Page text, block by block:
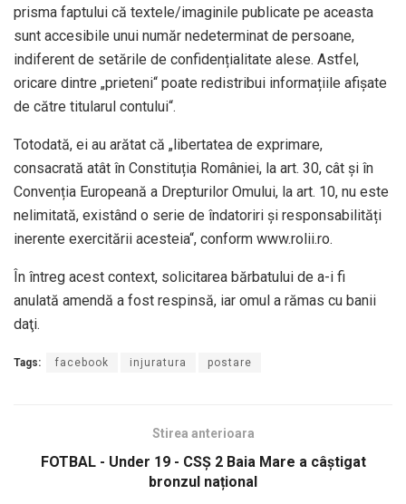
prisma faptului că textele/imaginile publicate pe aceasta
sunt accesibile unui număr nedeterminat de persoane,
indiferent de setările de confidențialitate alese. Astfel,
oricare dintre „prieteni“ poate redistribui informațiile afișate
de către titularul contului“.
Totodată, ei au arătat că „libertatea de exprimare,
consacrată atât în Constituția României, la art. 30, cât și în
Convenția Europeană a Drepturilor Omului, la art. 10, nu este
nelimitată, existând o serie de îndatoriri și responsabilități
inerente exercitării acesteia“, conform www.rolii.ro.
În întreg acest context, solicitarea bărbatului de a-i fi
anulată amendă a fost respinsă, iar omul a rămas cu banii
daţi.
Tags: facebook injuratura postare
Stirea anterioara
FOTBAL - Under 19 - CSȘ 2 Baia Mare a câștigat
bronzul național